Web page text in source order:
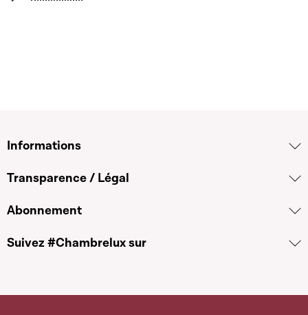
Informations
Transparence / Légal
Abonnement
Suivez #Chambrelux sur